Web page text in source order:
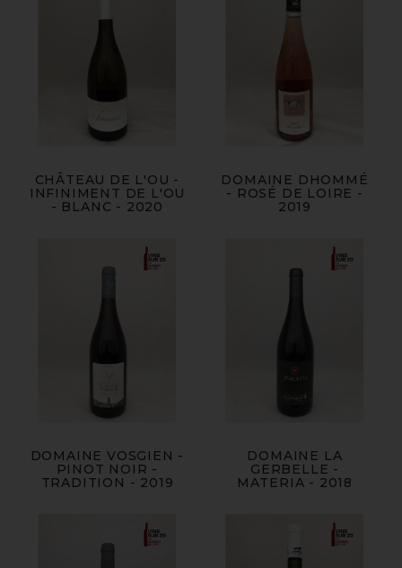
CHÂTEAU DE L'OU -
INFINIMENT DE L'OU
- BLANC - 2020
DOMAINE DHOMMÉ
- ROSÉ DE LOIRE -
2019
DOMAINE VOSGIEN -
PINOT NOIR -
TRADITION - 2019
DOMAINE LA
GERBELLE -
MATERIA - 2018